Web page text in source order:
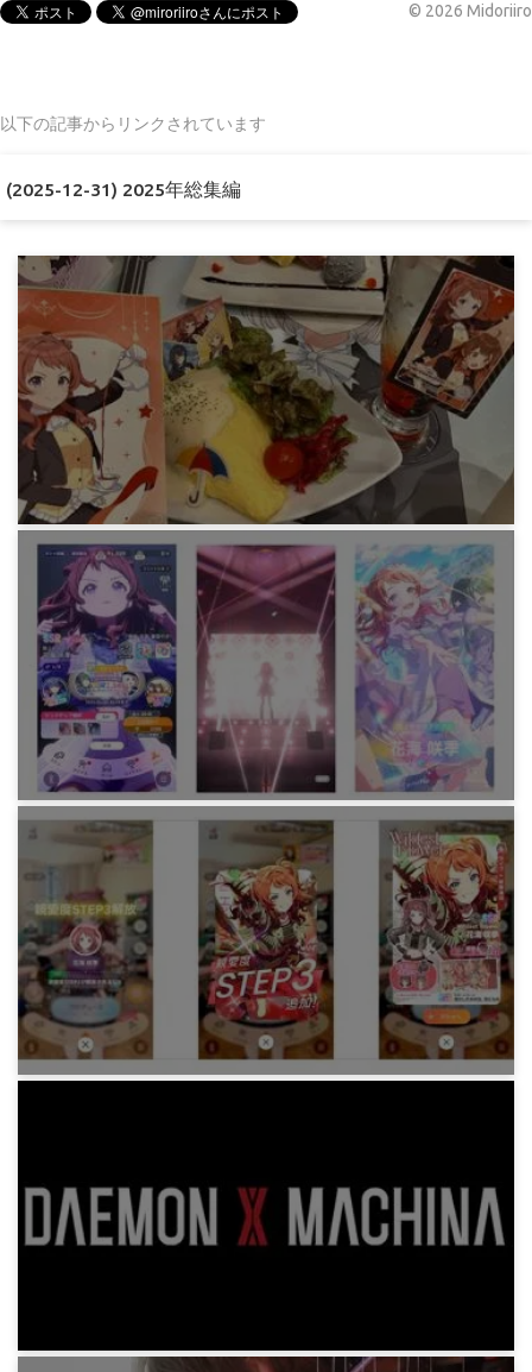
© 2026 Midoriiro
以下の記事からリンクされています
(2025-12-31) 2025年総集編
ゲーム
学園アイドルマスター 咲季さんの推し活を体験
してみるところまで
262日前
ゲーム
学園アイドルマスター 咲季さんの “雨上がりの
アイリス” をようやく入手するまで
7ヶ月前
学園アイドルマスター 咲季さんの Step 3
"Wildest Flower" まで